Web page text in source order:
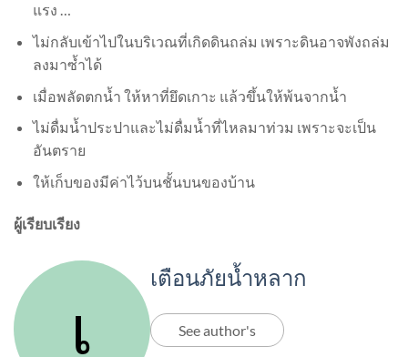
แรง …
ไม่กลับเข้าไปในบริเวณที่เกิดดินถล่ม เพราะดินอาจพังถล่ม
ลงมาซ้ำได้
เมื่อพลัดตกน้ำ ให้หาที่ยึดเกาะ แล้วขึ้นให้พ้นจากน้ำ
ไม่ดื่มน้ำประปาและไม่ดื่มน้ำที่ไหลมาท่วม เพราะจะเป็น
อันตราย
ให้เก็บของมีค่าไว้บนชั้นบนของบ้าน
ผู้เรียบเรียง
เตือนภัยน้ำหลาก
See author's